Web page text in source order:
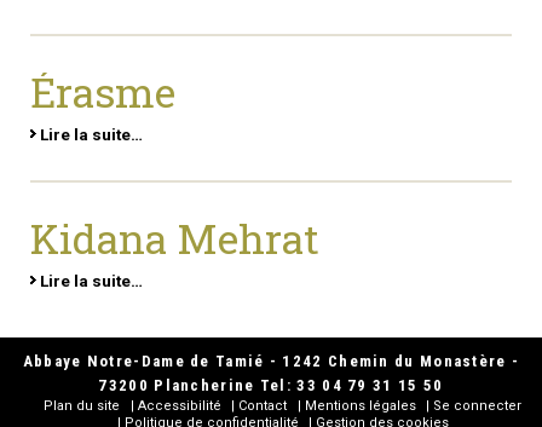
Érasme
Lire la suite…
Kidana Mehrat
Lire la suite…
Abbaye Notre-Dame de Tamié - 1242 Chemin du Monastère -
73200 Plancherine Tel: 33 04 79 31 15 50
Plan du site Accessibilité Contact Mentions légales
Se connecter
Politique de confidentialité
Gestion des cookies